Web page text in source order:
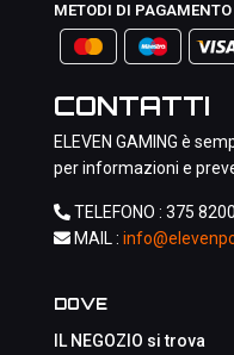
METODI DI PAGAMENTO
CONTATTI
ELEVEN GAMING è
per informazioni e
TELEFONO : 375
MAIL :
DOVE
IL NEGOZIO si trova